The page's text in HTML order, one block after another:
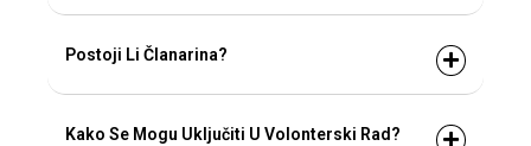
Postoji Li Članarina?
Kako Se Mogu Uključiti U Volonterski Rad?